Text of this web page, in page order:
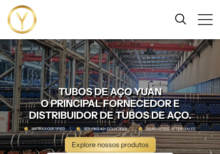
TUBOS DE AÇO YUAN
O PRINCIPAL FORNECEDOR E
DISTRIBUIDOR DE TUBOS DE AÇO.
Explore nossos produtos